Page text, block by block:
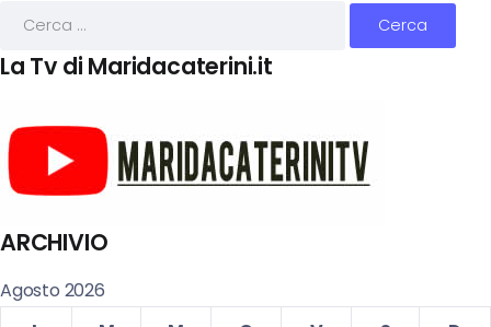
La Tv di Maridacaterini.it
ARCHIVIO
Agosto 2026